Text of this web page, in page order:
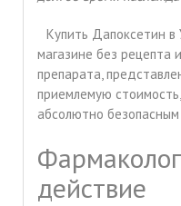
Купить Дапоксетин
магазине без рецепта
препарата,
приемлемую
абсолютно
действие